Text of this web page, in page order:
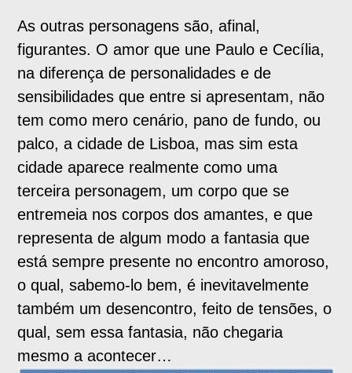
As outras personagens são, afinal,
figurantes. O amor que une Paulo e Cecília,
na diferença de personalidades e de
sensibilidades que entre si apresentam, não
tem como mero cenário, pano de fundo, ou
palco, a cidade de Lisboa, mas sim esta
cidade aparece realmente como uma
terceira personagem, um corpo que se
entremeia nos corpos dos amantes, e que
representa de algum modo a fantasia que
está sempre presente no encontro amoroso,
o qual, sabemo-lo bem, é inevitavelmente
também um desencontro, feito de tensões, o
qual, sem essa fantasia, não chegaria
mesmo a acontecer…